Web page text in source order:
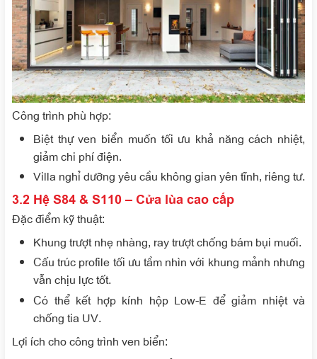
Công trình phù hợp:
Biệt thự ven biển muốn tối ưu khả năng cách nhiệt,
giảm chi phí điện.
Villa nghỉ dưỡng yêu cầu không gian yên tĩnh, riêng tư.
3.2 Hệ S84 & S110 – Cửa lùa cao cấp
Đặc điểm kỹ thuật:
Khung trượt nhẹ nhàng, ray trượt chống bám bụi muối.
Cấu trúc profile tối ưu tầm nhìn với khung mảnh nhưng
vẫn chịu lực tốt.
Có thể kết hợp kính hộp Low-E để giảm nhiệt và
chống tia UV.
Lợi ích cho công trình ven biển: